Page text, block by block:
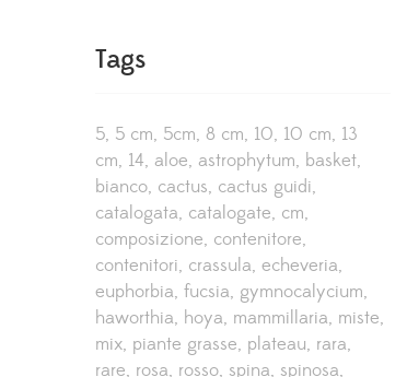
Tags
5 5 cm 5cm 8 cm 10 10 cm 13
cm 14 aloe astrophytum basket
bianco cactus cactus guidi
catalogata catalogate cm
composizione contenitore
contenitori crassula echeveria
euphorbia fucsia gymnocalycium
haworthia hoya mammillaria miste
mix piante grasse plateau rara
rare rosa rosso spina spinosa